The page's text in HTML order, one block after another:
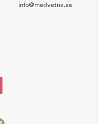
info@medvetna.se